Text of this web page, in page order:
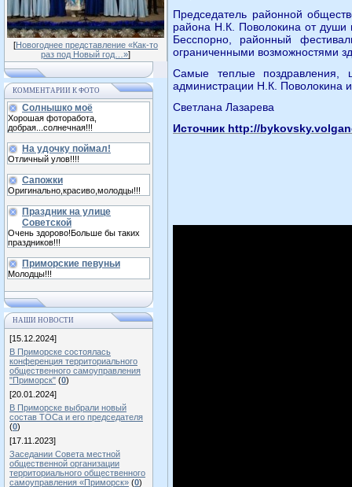
[Новогоднее представление «Как-то
раз под Новый год…»]
КОММЕНТАРИИ К ФОТО
Солнышко моё
Хорошая фоторабота,
добрая...солнечная!!!
На удочку поймал!
Отличный улов!!!!
Сапожки
Оригинально,красиво,молодцы!!!
Праздник на улице
Советской
Очень здорово!Больше бы таких
праздников!!!
Приморские певуньи
Молодцы!!!
НАШИ НОВОСТИ
[15.12.2024]
В Приморске состоялась
конференция территориального
общественного самоуправления
"Приморск" (0)
[20.01.2024]
В Приморске выбрали новый
состав ТОСа и его председателя
(0)
[17.11.2023]
Заседании Совета местной
общественной организации
территориального общественного
самоуправления «Приморск» (0)
Председатель районной
района Н.К. Поволокина от души
Бесспорно, районный
ограниченными возможностями
Самые теплые поздравления,
администрации Н.К. Поволокина
Светлана Лазарева
Источник http://